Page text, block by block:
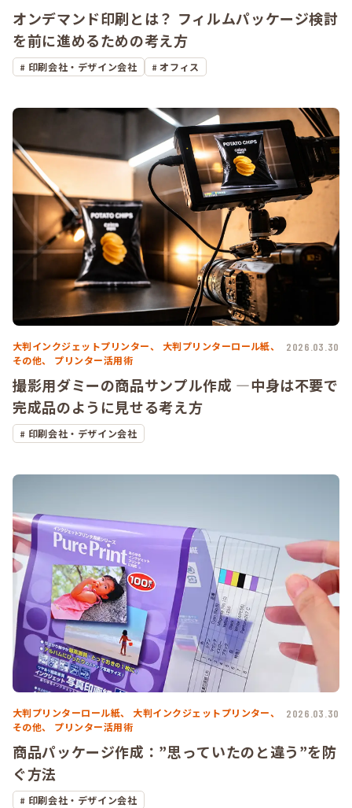
オンデマンド印刷とは？ フィルムパッケージ検討
を前に進めるための考え方
印刷会社・デザイン会社 オフィス
大判インクジェットプリンター、
大判プリンターロール紙、
その他、
プリンター活用術
2026.03.30
撮影用ダミーの商品サンプル作成 ―中身は不要で
完成品のように見せる考え方
印刷会社・デザイン会社
大判プリンターロール紙、
大判インクジェットプリンター、
その他、
プリンター活用術
2026.03.30
商品パッケージ作成：”思っていたのと違う”を防
ぐ方法
印刷会社・デザイン会社